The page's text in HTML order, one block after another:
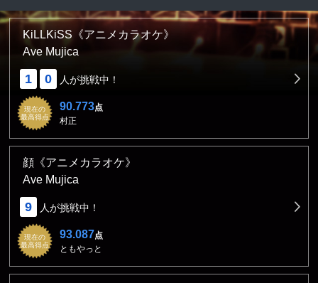
KiLLKiSS《アニメカラオケ》
Ave Mujica
1 0 人が挑戦中！
現在の
最高得点
90.773点
村正
顔《アニメカラオケ》
Ave Mujica
9 人が挑戦中！
現在の
最高得点
93.087点
ともやっと